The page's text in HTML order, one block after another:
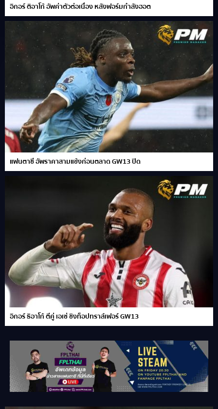
อิกอร์ ติอาโก้ อัพค่าตัวต่อเนื่อง หลังฟอร์มกำลังฮอต
แฟนตาซี อัพราคาสามแข้งก่อนตลาด GW13 ปิด
อิกอร์ ธิอาโก้ ตีคู่ เอเซ่ ชิงท็อปทราส์เฟอร์ GW13